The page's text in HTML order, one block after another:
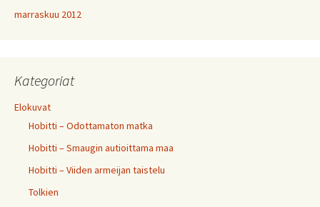
marraskuu 2012
Kategoriat
Elokuvat
Hobitti – Odottamaton matka
Hobitti – Smaugin autioittama maa
Hobitti – Viiden armeijan taistelu
Tolkien